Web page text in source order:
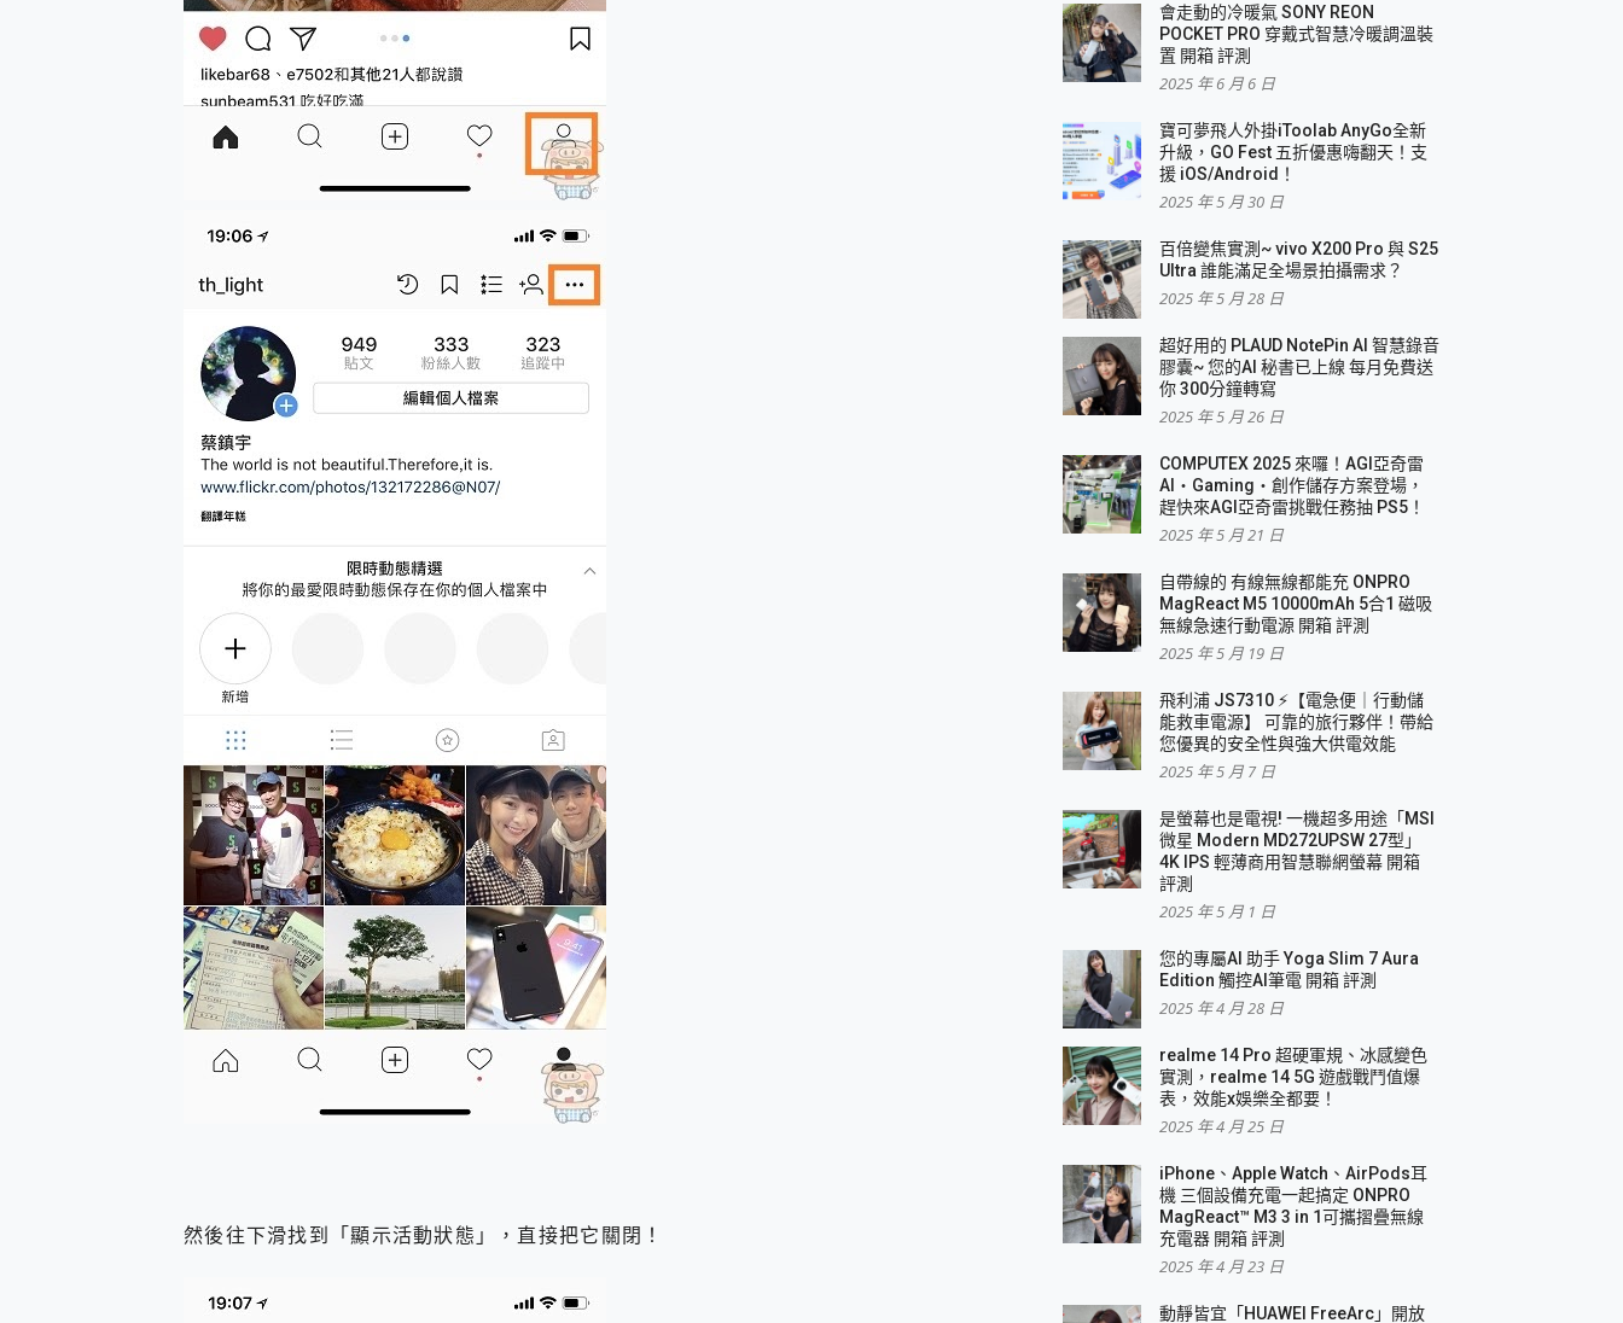
然後往下滑找到「顯示活動狀態」，直接把它關閉！
會走動的冷暖氣 SONY REON
POCKET PRO 穿戴式智慧冷暖調溫裝
置 開箱 評測
2025 年 6 月 6 日
寶可夢飛人外掛iToolab AnyGo全新
升級，GO Fest 五折優惠嗨翻天！支
援 iOS/Android！
2025 年 5 月 30 日
百倍變焦實測~ vivo X200 Pro 與 S25
Ultra 誰能滿足全場景拍攝需求？
2025 年 5 月 28 日
超好用的 PLAUD NotePin AI 智慧錄音
膠囊~ 您的AI 秘書已上線 每月免費送
你 300分鐘轉寫
2025 年 5 月 26 日
COMPUTEX 2025 來囉！AGI亞奇雷
AI・Gaming・創作儲存方案登場，
趕快來AGI亞奇雷挑戰任務抽 PS5！
2025 年 5 月 21 日
自帶線的 有線無線都能充 ONPRO
MagReact M5 10000mAh 5合1 磁吸
無線急速行動電源 開箱 評測
2025 年 5 月 19 日
飛利浦 JS7310 ⚡【電急便｜行動儲
能救車電源】 可靠的旅行夥伴！帶給
您優異的安全性與強大供電效能
2025 年 5 月 7 日
是螢幕也是電視! 一機超多用途「MSI
微星 Modern MD272UPSW 27型」
4K IPS 輕薄商用智慧聯網螢幕 開箱
評測
2025 年 5 月 1 日
您的專屬AI 助手 Yoga Slim 7 Aura
Edition 觸控AI筆電 開箱 評測
2025 年 4 月 28 日
realme 14 Pro 超硬軍規、冰感變色
實測，realme 14 5G 遊戲戰鬥值爆
表，效能x娛樂全都要！
2025 年 4 月 25 日
iPhone、Apple Watch、AirPods耳
機 三個設備充電一起搞定 ONPRO
MagReact™ M3 3 in 1可攜摺疊無線
充電器 開箱 評測
2025 年 4 月 23 日
動靜皆宜「HUAWEI FreeArc」開放